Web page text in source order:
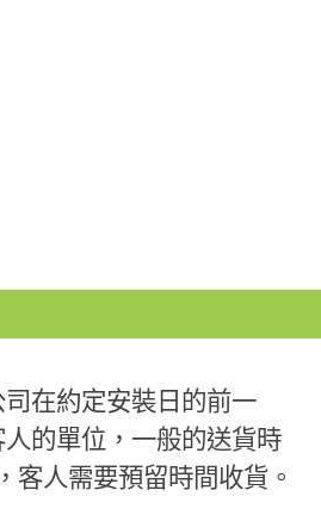
在約定安裝日的前一
的單位，一般的送貨時
客人需要預留時間收貨。